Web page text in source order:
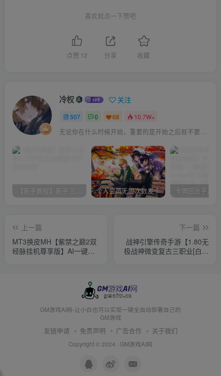
喜欢就点一下赞吧
点赞 12 分享 收藏
冷权 关注
507 0 68 10.7W+
无论你在什么时候开始，重要的是开始之后就不要停止
【新手教程】新手三分钟入门AI全自动搭建 个人会员无限次数发卡
上一篇
MT3换皮MH【紫禁之巅2双
经脉挂机尊享版】AI一键全
下一篇
战神引擎传奇手游【1.80无
极战神微变复古三职业[白猪
GM游戏AI网-让小白也可以实现一键全自动部署自己的
GM游戏
友链申请 免责声明 广告合作 关于我们
Copyright © 2024 · GM游戏AI网